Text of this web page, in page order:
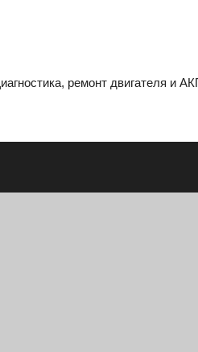
ремонт двигателя и